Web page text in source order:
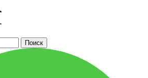
Поиск